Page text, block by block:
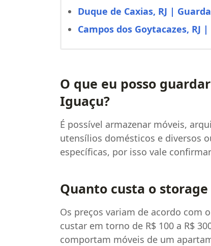
Duque de Caxias, RJ |
Campos dos Goytacazes, RJ
O que eu posso
Iguaçu?
É possível armazenar móveis,
utensílios domésticos e diversos
específicas, por isso vale
Quanto custa o
Os preços variam de acordo com
custar em torno de R$ 100 a R$
comportam móveis de um